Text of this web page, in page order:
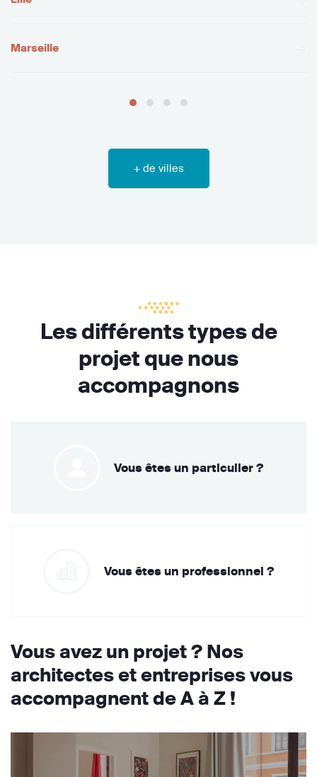
Marseille
+ de villes
Les différents types de
projet que nous
accompagnons
Vous êtes un particulier ?
Vous êtes un professionnel ?
Vous avez un projet ? Nos
architectes et entreprises vous
accompagnent de A à Z !